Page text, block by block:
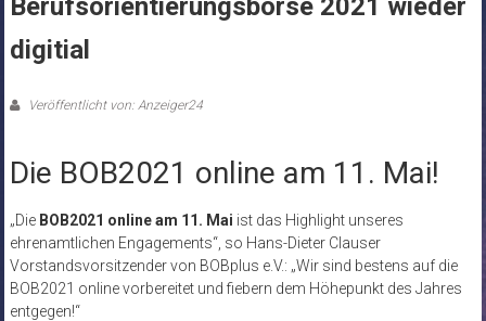
Berufsorientierungsbörse 2021 wieder
digitial
Veröffentlicht von: Anzeiger24
Die BOB2021 online am 11. Mai!
„Die BOB2021 online am 11. Mai ist das Highlight unseres
ehrenamtlichen Engagements“, so Hans-Dieter Clauser
Vorstandsvorsitzender von BOBplus e.V.: „Wir sind bestens auf die
BOB2021 online vorbereitet und fiebern dem Höhepunkt des Jahres
entgegen!“